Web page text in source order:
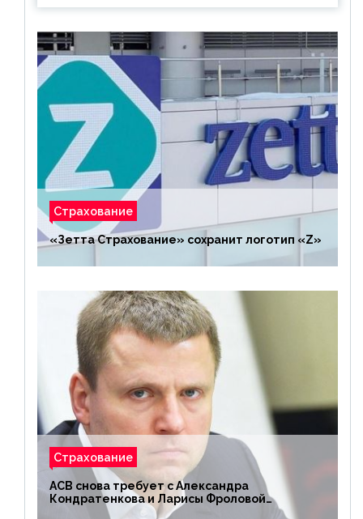
Страхование
«Зетта Страхование» сохранит логотип «Z»
Страхование
АСВ снова требует с Александра
Кондратенкова и Ларисы Фроловой
возмещения убытков на 1,5 млрд р.